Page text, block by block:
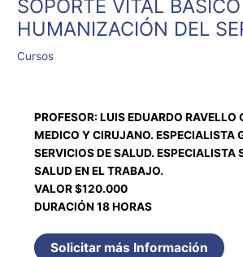
SOPORTE VITAL
HUMANIZACIÓN DEL
Cursos
PROFESOR: LUIS EDUARDO RAVELLO
MEDICO Y CIRUJANO. ESPECIALISTA
SERVICIOS DE SALUD. ESPECIALISTA
SALUD EN EL TRABAJO.
VALOR $120.000
DURACIÓN 18 HORAS
Solicitar más Información